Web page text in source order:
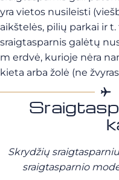
yra vietos nusileisti
aikštelės, pilių parkai ir
sraigtasparnis galėtų
m erdvė, kurioje nėra
kieta arba žolė (ne
Skrydžių
sraigtasparnio